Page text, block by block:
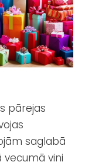
pārejas
saglabā
vecumā viņi